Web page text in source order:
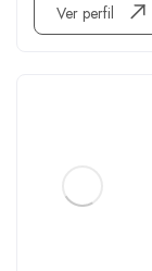
Ver perfil